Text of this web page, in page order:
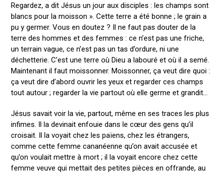
Regardez, a dit Jésus un jour aux disciples : les champs sont
blancs pour la moisson ». Cette terre a été bonne ; le grain a
pu y germer. Vous en doutez ? Il ne faut pas douter de la
terre des hommes et des femmes : ce n’est pas une friche,
un terrain vague, ce n’est pas un tas d’ordure, ni une
déchetterie. C’est une terre où Dieu a labouré et où il a semé.
Maintenant il faut moissonner. Moissonner, ça veut dire quoi :
ça veut dire d’abord ouvrir les yeux et regarder ces champs
tout autour ; regarder la vie partout où elle germe et grandit…
Jésus savait voir la vie, partout, même en ses traces les plus
infimes. Il la devinait enfouie dans le cœur des gens qu’il
croisait. Il la voyait chez les païens, chez les étrangers,
comme cette femme cananéenne qu’on avait accusée et
qu’on voulait mettre à mort ; il la voyait encore chez cette
femme veuve qui mettait des petites pièces en offrande, au